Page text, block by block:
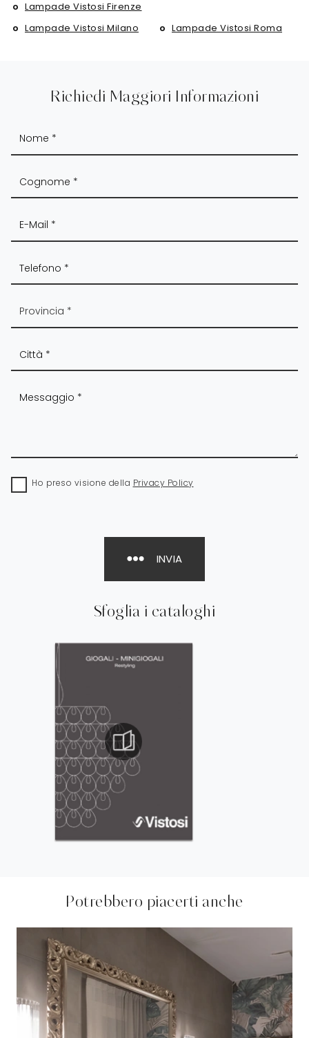
Lampade Vistosi Firenze
Lampade Vistosi Milano
Lampade Vistosi Roma
Sfoglia i cataloghi
Richiedi Maggiori Informazioni
Ho preso visione della Privacy Policy
INVIA
Potrebbero piacerti anche